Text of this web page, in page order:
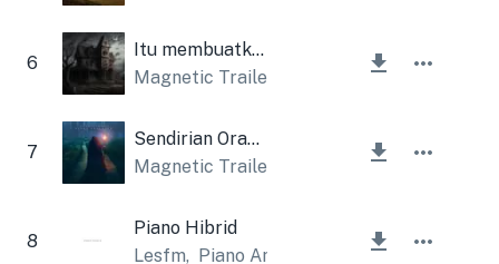
6
Itu membuatku takut
Magnetic Trailer
7
Sendirian Orang Asing
Magnetic Trailer
8
Piano Hibrid
Lesfm, Piano Amor